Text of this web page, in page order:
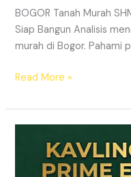
BOGOR Tanah Murah
Siap Bangun Analisis
murah di Bogor. Pahami
Read More »
Hanjawong
Puncak